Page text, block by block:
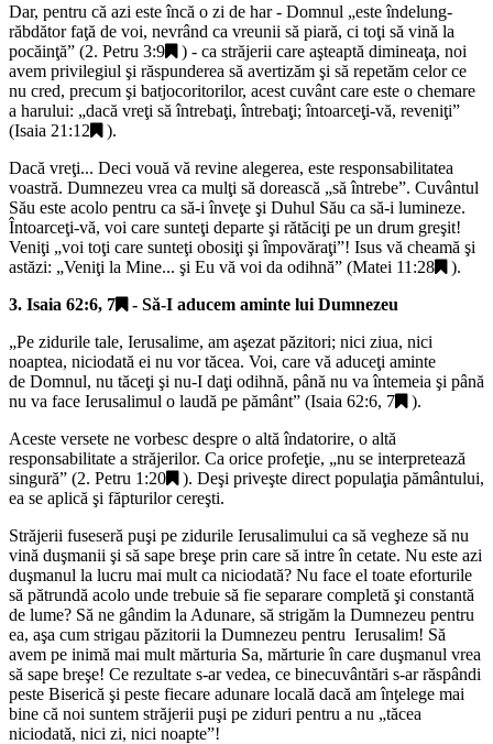
Dar, pentru că azi este încă o zi de har - Domnul „este îndelung-
răbdător faţă de voi, nevrând ca vreunii să piară, ci toţi să vină la
pocăinţă” (2. Petru 3:9
) - ca străjerii care aşteaptă dimineaţa, noi
avem privilegiul şi răspunderea să avertizăm şi să repetăm celor ce
nu cred, precum şi batjocoritorilor, acest cuvânt care este o chemare
a harului: „dacă vreţi să întrebaţi, întrebaţi; întoarceţi-vă, reveniţi”
(Isaia 21:12
).
Dacă vreţi... Deci vouă vă revine alegerea, este responsabilitatea
voastră. Dumnezeu vrea ca mulţi să dorească „să întrebe”. Cuvântul
Său este acolo pentru ca să-i înveţe şi Duhul Său ca să-i lumineze.
Întoarceţi-vă, voi care sunteţi departe şi rătăciţi pe un drum greşit!
Veniţi „voi toţi care sunteţi obosiţi şi împovăraţi”! Isus vă cheamă şi
astăzi: „Veniţi la Mine... şi Eu vă voi da odihnă” (Matei 11:28
).
3. Isaia 62:6, 7
- Să-I aducem aminte lui Dumnezeu
„Pe zidurile tale, Ierusalime, am aşezat păzitori; nici ziua, nici
noaptea, niciodată ei nu vor tăcea. Voi, care vă aduceţi aminte
de Domnul, nu tăceţi şi nu-I daţi odihnă, până nu va întemeia şi până
nu va face Ierusalimul o laudă pe pământ” (Isaia 62:6, 7
).
Aceste versete ne vorbesc despre o altă îndatorire, o altă
responsabilitate a străjerilor. Ca orice profeţie, „nu se interpretează
singură” (2. Petru 1:20
). Deşi priveşte direct populaţia pământului,
ea se aplică şi făpturilor cereşti.
Străjerii fuseseră puşi pe zidurile Ierusalimului ca să vegheze să nu
vină duşmanii şi să sape breşe prin care să intre în cetate. Nu este azi
duşmanul la lucru mai mult ca niciodată? Nu face el toate eforturile
să pătrundă acolo unde trebuie să fie separare completă şi constantă
de lume? Să ne gândim la Adunare, să strigăm la Dumnezeu pentru
ea, aşa cum strigau păzitorii la Dumnezeu pentru Ierusalim! Să
avem pe inimă mai mult mărturia Sa, mărturie în care duşmanul vrea
să sape breşe! Ce rezultate s-ar vedea, ce binecuvântări s-ar răspândi
peste Biserică şi peste fiecare adunare locală dacă am înţelege mai
bine că noi suntem străjerii puşi pe ziduri pentru a nu „tăcea
niciodată, nici zi, nici noapte”!